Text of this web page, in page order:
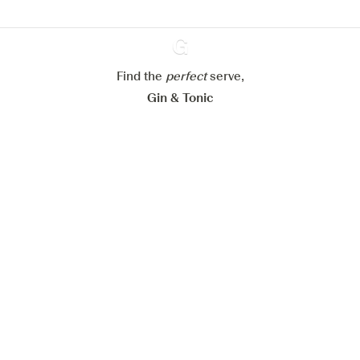
Ginventory
Find the perfectserve,
Gin & Tonic
Alle Cookies ablehnen
Alle Cookies akzeptieren